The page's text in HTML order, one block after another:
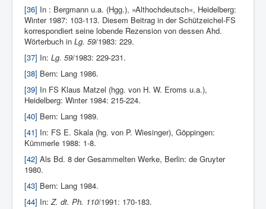
[36] In : Berg­mann u.a. (Hgg.), »Althochdeutsch«, Heidelberg:
Winter 1987: 103-113. Diesem Beitrag in der Schützeichel-FS
korrespondiert seine lobende Rezension von dessen Ahd.
Wörterbuch in Lg. 59/1983: 229.
[37] In: Lg. 59/1983: 229-231.
[38] Bern: Lang 1986.
[39] In FS Klaus Mat­zel (hgg. von H. W. Eroms u.a.),
Heidelberg: Winter 1984: 215-224.
[40] Bern: Lang 1989.
[41] In: FS E. Skala (hg. von P. Wiesinger), Göppingen:
Kümmerle 1988: 1-8.
[42] Als Bd. 8 der Gesammel­ten Werke, Berlin: de Gruyter
1980.
[43] Bern: Lang 1984.
[44] In: Z. dt. Ph. 110/1991: 170-183.